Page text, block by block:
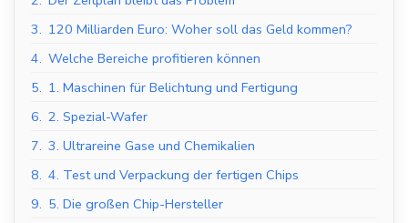
3. 120 Milliarden Euro: Woher soll das Geld kommen?
4. Welche Bereiche profitieren können
5. 1. Maschinen für Belichtung und Fertigung
6. 2. Spezial-Wafer
7. 3. Ultrareine Gase und Chemikalien
8. 4. Test und Verpackung der fertigen Chips
9. 5. Die großen Chip-Hersteller